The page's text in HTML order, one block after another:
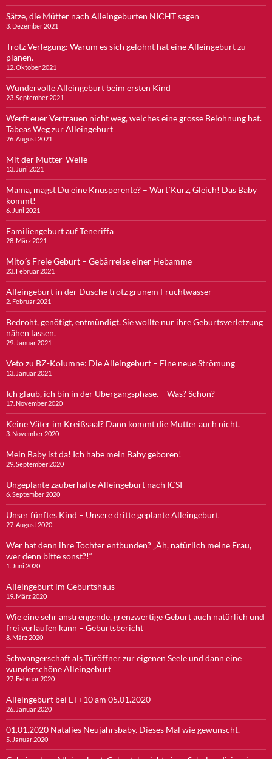
Sätze, die Mütter nach Alleingeburten NICHT sagen
3. Dezember 2021
Trotz Verlegung: Warum es sich gelohnt hat eine Alleingeburt zu
planen.
12. Oktober 2021
Wundervolle Alleingeburt beim ersten Kind
23. September 2021
Werft euer Vertrauen nicht weg, welches eine grosse Belohnung hat.
Tabeas Weg zur Alleingeburt
26. August 2021
Mit der Mutter-Welle
13. Juni 2021
Mama, magst Du eine Knusperente? – Wart´Kurz, Gleich! Das Baby
kommt!
6. Juni 2021
Familiengeburt auf Teneriffa
28. März 2021
Mito´s Freie Geburt – Gebärreise einer Hebamme
23. Februar 2021
Alleingeburt in der Dusche trotz grünem Fruchtwasser
2. Februar 2021
Bedroht, genötigt, entmündigt. Sie wollte nur ihre Geburtsverletzung
nähen lassen.
29. Januar 2021
Veto zu BZ-Kolumne: Die Alleingeburt – Eine neue Strömung
13. Januar 2021
Ich glaub, ich bin in der Übergangsphase. – Was? Schon?
17. November 2020
Keine Väter im Kreißsaal? Dann kommt die Mutter auch nicht.
3. November 2020
Mein Baby ist da! Ich habe mein Baby geboren!
29. September 2020
Ungeplante zauberhafte Alleingeburt nach ICSI
6. September 2020
Unser fünftes Kind – Unsere dritte geplante Alleingeburt
27. August 2020
Wer hat denn ihre Tochter entbunden? „Äh, natürlich meine Frau,
wer denn bitte sonst?!“
1. Juni 2020
Alleingeburt im Geburtshaus
19. März 2020
Wie eine sehr anstrengende, grenzwertige Geburt auch natürlich und
frei verlaufen kann – Geburtsbericht
8. März 2020
Schwangerschaft als Türöffner zur eigenen Seele und dann eine
wunderschöne Alleingeburt
27. Februar 2020
Alleingeburt bei ET+10 am 05.01.2020
26. Januar 2020
01.01.2020 Natalies Neujahrsbaby. Dieses Mal wie gewünscht.
5. Januar 2020